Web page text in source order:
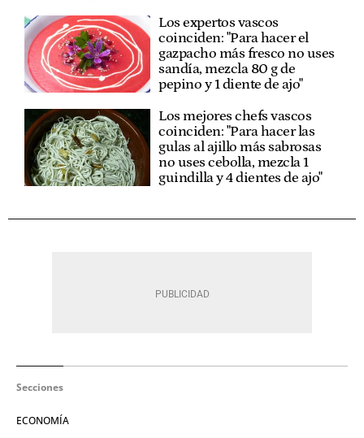
Los expertos vascos
coinciden: "Para hacer el
gazpacho más fresco no uses
sandía, mezcla 80 g de
pepino y 1 diente de ajo"
Los mejores chefs vascos
coinciden: "Para hacer las
gulas al ajillo más sabrosas
no uses cebolla, mezcla 1
guindilla y 4 dientes de ajo"
Secciones
ECONOMÍA